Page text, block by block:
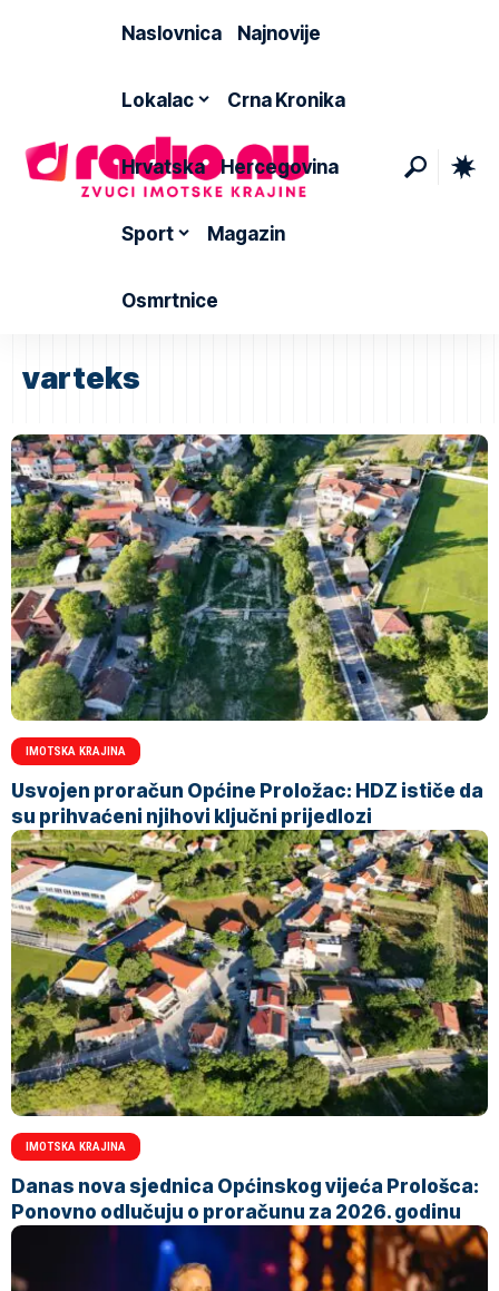
Naslovnica Najnovije
Lokalac Crna Kronika
Hrvatska Hercegovina
Sport Magazin
Osmrtnice
varteks
IMOTSKA KRAJINA
Usvojen proračun Općine Proložac: HDZ ističe da
su prihvaćeni njihovi ključni prijedlozi
IMOTSKA KRAJINA
Danas nova sjednica Općinskog vijeća Prološca:
Ponovno odlučuju o proračunu za 2026. godinu